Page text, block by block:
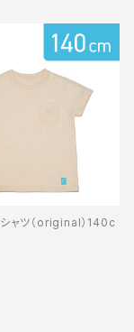
ャツ（original）140c